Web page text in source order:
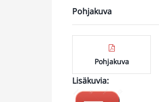
Pohjakuva
Pohjakuva
Lisäkuvia:
https://